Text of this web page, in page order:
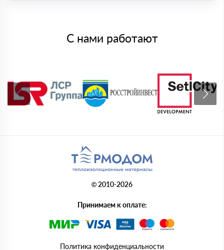
С нами работают
© 2010-2026
Принимаем к оплате:
Политика конфиденциальности